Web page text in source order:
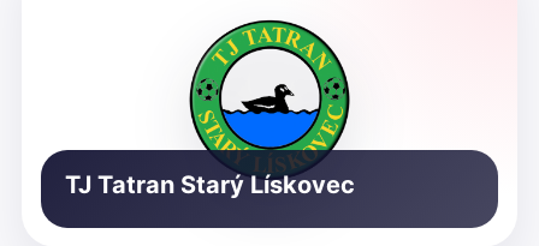
TJ Tatran Starý Lískovec